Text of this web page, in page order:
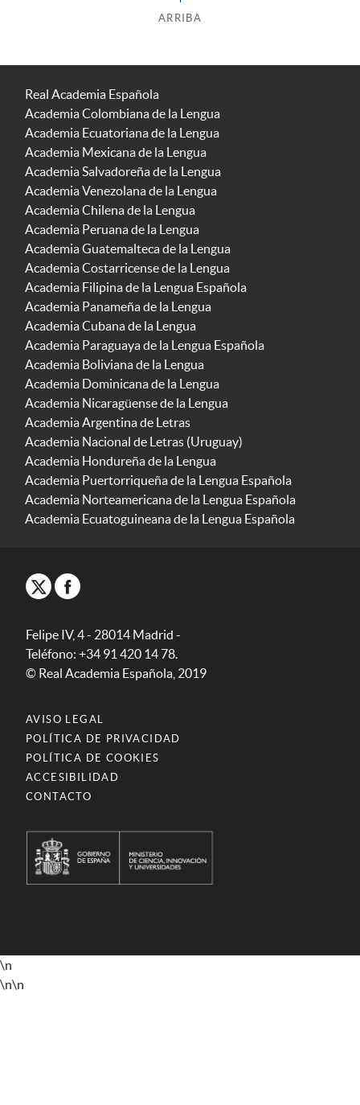
ARRIBA
Real Academia Española
Academia Colombiana de la Lengua
Academia Ecuatoriana de la Lengua
Academia Mexicana de la Lengua
Academia Salvadoreña de la Lengua
Academia Venezolana de la Lengua
Academia Chilena de la Lengua
Academia Peruana de la Lengua
Academia Guatemalteca de la Lengua
Academia Costarricense de la Lengua
Academia Filipina de la Lengua Española
Academia Panameña de la Lengua
Academia Cubana de la Lengua
Academia Paraguaya de la Lengua Española
Academia Boliviana de la Lengua
Academia Dominicana de la Lengua
Academia Nicaragüense de la Lengua
Academia Argentina de Letras
Academia Nacional de Letras (Uruguay)
Academia Hondureña de la Lengua
Academia Puertorriqueña de la Lengua Española
Academia Norteamericana de la Lengua Española
Academia Ecuatoguineana de la Lengua Española
Felipe IV, 4 - 28014 Madrid -
Teléfono: +34 91 420 14 78.
© Real Academia Española, 2019
AVISO LEGAL
POLÍTICA DE PRIVACIDAD
POLÍTICA DE COOKIES
ACCESIBILIDAD
CONTACTO
\n
\n\n